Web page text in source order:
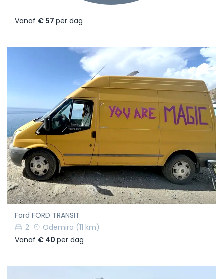
Vanaf € 57 per dag
Ford FORD TRANSIT
2
Odemira (11 km)
Vanaf € 40 per dag